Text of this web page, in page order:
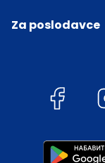
Za poslodavce